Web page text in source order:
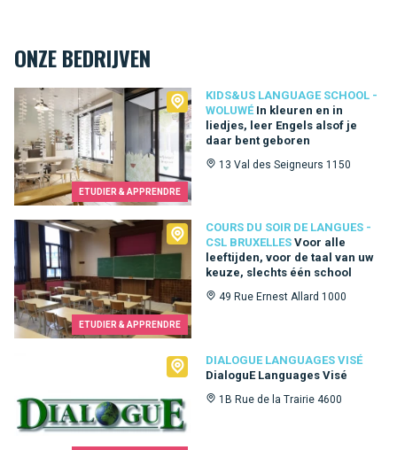
ONZE BEDRIJVEN
ETUDIER & APPRENDRE
KIDS&US LANGUAGE SCHOOL -
WOLUWÉ In kleuren en in
liedjes, leer Engels alsof je
daar bent geboren
13 Val des Seigneurs 1150
Kids&Us language school - Woluwé
ETUDIER & APPRENDRE
COURS DU SOIR DE LANGUES -
CSL BRUXELLES Voor alle
leeftijden, voor de taal van uw
keuze, slechts één school
49 Rue Ernest Allard 1000
Cours du Soir de Langues - CSL Bruxelles
DIALOGUE LANGUAGES VISÉ
DialoguE Languages Visé
1B Rue de la Trairie 4600
Dialogue Languages Visé